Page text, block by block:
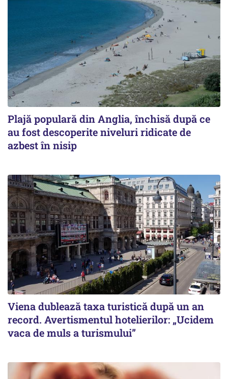
Plajă populară din Anglia, închisă după ce
au fost descoperite niveluri ridicate de
azbest în nisip
Viena dublează taxa turistică după un an
record. Avertismentul hotelierilor: „Ucidem
vaca de muls a turismului”